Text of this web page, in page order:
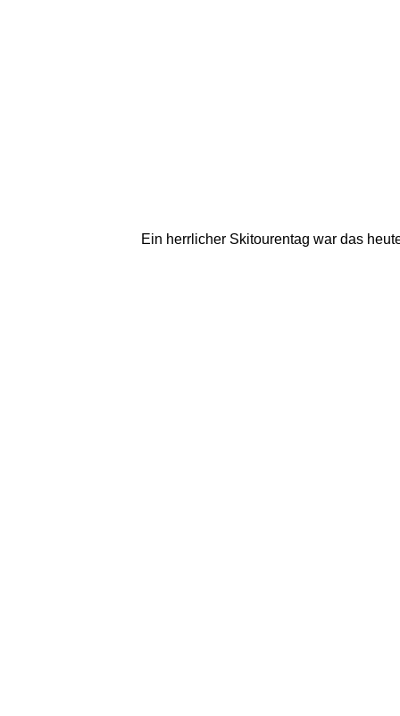
Ein herrlicher Skitourentag war das